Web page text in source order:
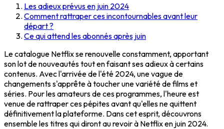
Les adieux prévus en juin 2024
Comment rattraper ces incontournables avant leur
départ ?
Ce qui attend les abonnés après juin
Le catalogue Netflix se renouvelle constamment, apportant
son lot de nouveautés tout en faisant ses adieux à certains
contenus. Avec l'arrivée de l'été 2024, une vague de
changements s'apprête à toucher une variété de films et
séries. Pour les amateurs de ces programmes, l'heure est
venue de rattraper ces pépites avant qu'elles ne quittent
définitivement la plateforme. Dans cet esprit, découvrons
ensemble les titres qui diront au revoir à Netflix en juin 2024.